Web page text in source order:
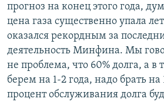
прогноз на конец этого года,
цена газа существенно упала
оказался рекордным за
деятельность Минфина. Мы
не проблема, что 60% долга, а в
берем на 1-2 года, надо брать на
процент обслуживания долга